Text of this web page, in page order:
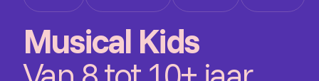
Musical Kids